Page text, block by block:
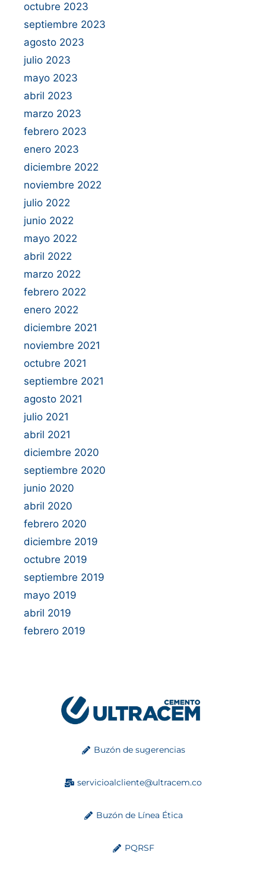
octubre 2023
septiembre 2023
agosto 2023
julio 2023
mayo 2023
abril 2023
marzo 2023
febrero 2023
enero 2023
diciembre 2022
noviembre 2022
julio 2022
junio 2022
mayo 2022
abril 2022
marzo 2022
febrero 2022
enero 2022
diciembre 2021
noviembre 2021
octubre 2021
septiembre 2021
agosto 2021
julio 2021
abril 2021
diciembre 2020
septiembre 2020
junio 2020
abril 2020
febrero 2020
diciembre 2019
octubre 2019
septiembre 2019
mayo 2019
abril 2019
febrero 2019
Buzón de sugerencias
servicioalcliente@ultracem.co
Buzón de Línea Ética
PQRSF